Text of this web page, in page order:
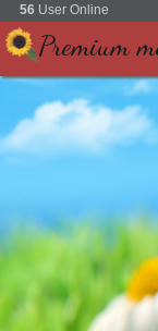
56 User Online
Premium